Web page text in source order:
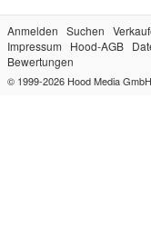
Anmelden Suchen
Impressum
Hood-AGB
Bewertungen
© 1999-2026 Hood Media GmbH